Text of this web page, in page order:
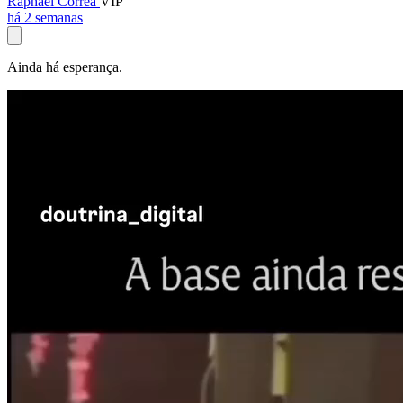
há 2 semanas
Ainda há esperança.